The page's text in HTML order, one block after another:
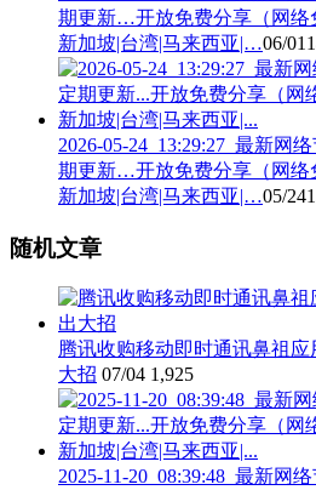
期更新…开放免费分享（网络
新加坡|台湾|马来西亚|…06/01
2026-05-24_13:29:27_最新网
期更新…开放免费分享（网络
新加坡|台湾|马来西亚|…05/24
随机文章
腾讯收购移动即时通讯鼻祖
大招 07/04 1,925
2025-11-20_08:39:48_最新网